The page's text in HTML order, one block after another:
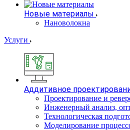
Новые материалы
Нановолокна
Услуги
Аддитивное
Проектирование и
Инженерный анализ,
Технологическая
Моделирование